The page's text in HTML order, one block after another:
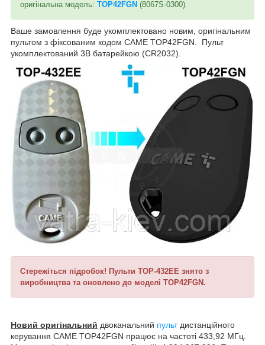
оригінальна модель: TOP42FGN (8067S-0300).
Ваше замовлення буде укомплектовано новим, оригінальним
пультом з фіксованим кодом САМЕ TOP42FGN. Пульт
укомплектований 3В батарейкою (CR2032).
Стережіться підробок! Пульти ТОР-432EE знято з
виробництва та оновлено до моделі TOP42FGN.
Новий оригінальний двоканальний пультдистанційного
керування CAME TOP42FGN працює на частоті 433,92 МГц.